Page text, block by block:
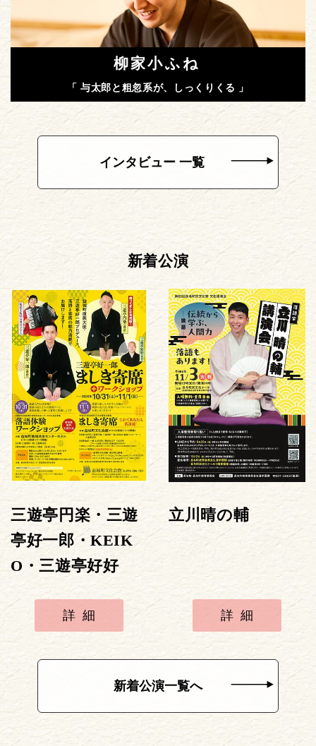
柳家小ふね
「 与太郎と粗忽系が、しっくりくる 」
インタビュー 一覧
新着公演
三遊亭円楽・三遊
亭好一郎・KEIK
O・三遊亭好好
詳細
立川晴の輔
詳細
新着公演一覧へ